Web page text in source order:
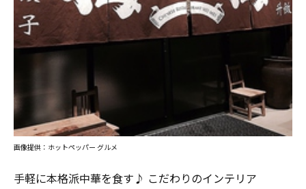
手軽に本格派中華を食す♪ こだわりのインテリア
画像提供：ホットペッパー グルメ